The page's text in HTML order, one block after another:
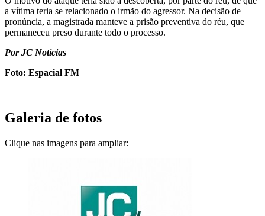
a vítima teria se relacionado o irmão do agressor. Na decisão de
pronúncia, a magistrada manteve a prisão preventiva do réu, que
permaneceu preso durante todo o processo.
Por JC Notícias
Foto: Espacial FM
Galeria de fotos
Clique nas imagens para ampliar: